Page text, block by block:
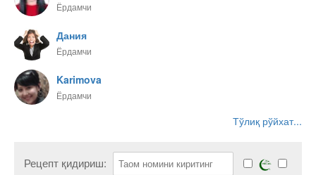
Ёрдамчи
Дания
Ёрдамчи
Karimova
Ёрдамчи
Тўлиқ рўйхат...
Рецепт қидириш: